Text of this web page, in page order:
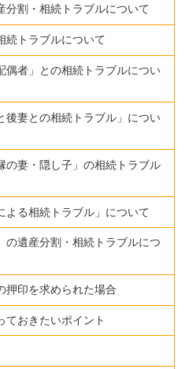
分割・相続トラブルについて
続トラブルについて
偶者」との相続トラブルについ
後妻との相続トラブル」につい
の妻・隠し子」の相続トラブル
よる相続トラブル」について
の遺産分割・相続トラブルにつ
押印を求められた場合
ておきたいポイント